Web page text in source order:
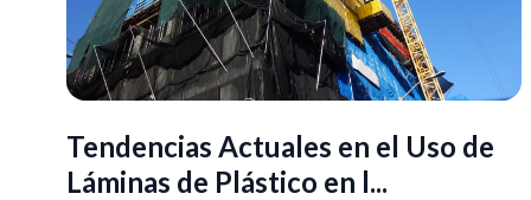
Tendencias Actuales en el Uso de
Láminas de Plástico en l...